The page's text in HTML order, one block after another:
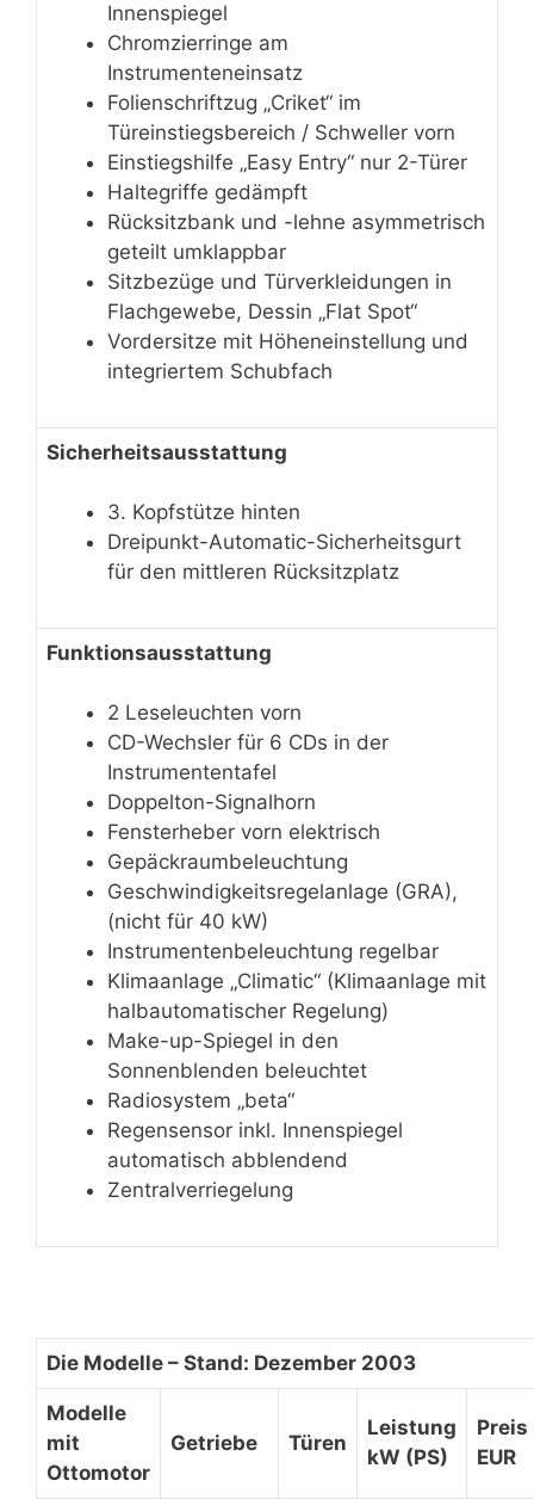
Innenspiegel
Chromzierringe am
Instrumenteneinsatz
Folienschriftzug „Criket“ im
Türeinstiegsbereich / Schweller vorn
Einstiegshilfe „Easy Entry“ nur 2-Türer
Haltegriffe gedämpft
Rücksitzbank und -lehne asymmetrisch
geteilt umklappbar
Sitzbezüge und Türverkleidungen in
Flachgewebe, Dessin „Flat Spot“
Vordersitze mit Höheneinstellung und
integriertem Schubfach
Sicherheitsausstattung
3. Kopfstütze hinten
Dreipunkt-Automatic-Sicherheitsgurt
für den mittleren Rücksitzplatz
Funktionsausstattung
2 Leseleuchten vorn
CD-Wechsler für 6 CDs in der
Instrumententafel
Doppelton-Signalhorn
Fensterheber vorn elektrisch
Gepäckraumbeleuchtung
Geschwindigkeitsregelanlage (GRA),
(nicht für 40 kW)
Instrumentenbeleuchtung regelbar
Klimaanlage „Climatic“ (Klimaanlage mit
halbautomatischer Regelung)
Make-up-Spiegel in den
Sonnenblenden beleuchtet
Radiosystem „beta“
Regensensor inkl. Innenspiegel
automatisch abblendend
Zentralverriegelung
Die Modelle – Stand: Dezember 2003
Modelle
mit
Ottomotor
Getriebe Türen
Leistung
kW (PS)
Preis
EUR